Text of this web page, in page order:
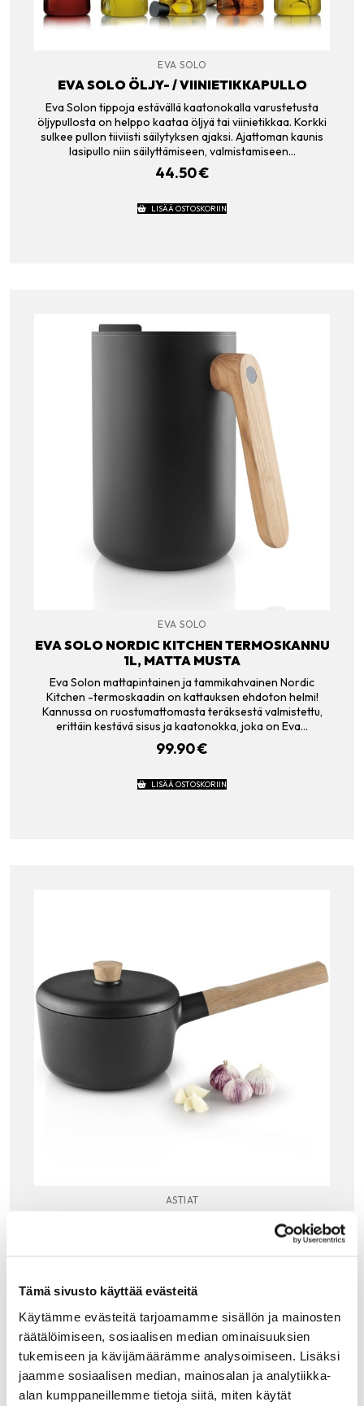
Tämä sivusto käyttää evästeitä
Käytämme evästeitä tarjoamamme sisällön ja mainosten
räätälöimiseen, sosiaalisen median ominaisuuksien
tukemiseen ja kävijämäärämme analysoimiseen. Lisäksi
jaamme sosiaalisen median, mainosalan ja analytiikka-
alan kumppaneillemme tietoja siitä, miten käytät
EVA SOLO
EVA SOLO ÖLJY- / VIINIETIKKAPULLO
Eva Solon tippoja estävällä kaatonokalla varustetusta
öljypullosta on helppo kaataa öljyä tai viinietikkaa. Korkki
sulkee pullon tiiviisti säilytyksen ajaksi. Ajattoman kaunis
lasipullo niin säilyttämiseen, valmistamiseen…
44.50€
LISÄÄ OSTOSKORIIN
EVA SOLO
EVA SOLO NORDIC KITCHEN TERMOSKANNU
1L, MATTA MUSTA
Eva Solon mattapintainen ja tammikahvainen Nordic
Kitchen -termoskaadin on kattauksen ehdoton helmi!
Kannussa on ruostumattomasta teräksestä valmistettu,
erittäin kestävä sisus ja kaatonokka, joka on Eva…
99.90€
LISÄÄ OSTOSKORIIN
ASTIAT
EVA SOLO NORDIC KITCHEN KASARI 1,5 L
Eva Solon Nordic Kitchen -sarjan kasari tuo
erittäin kevyt käsitellä. Sisäpuolella on…
99.90
LISÄÄ OSTOSKORIIN